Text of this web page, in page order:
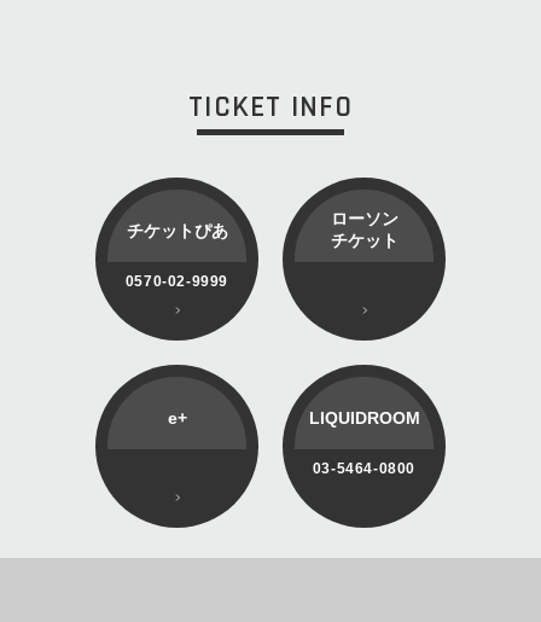
TICKET INFO
チケットぴあ
0570-02-9999
ローソン
チケット
e+ LIQUIDROOM
03-5464-0800